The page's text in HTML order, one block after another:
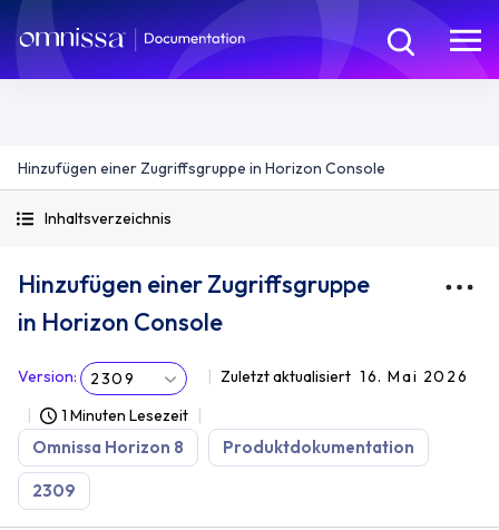
Hinzufügen einer Zugriffsgruppe in Horizon Console
Inhaltsverzeichnis
Hinzufügen einer Zugriffsgruppe
in Horizon Console
Version: 2309 Zuletzt aktualisiert 16. Mai 2026
1 Minuten Lesezeit
Omnissa Horizon 8 Produktdokumentation
2309